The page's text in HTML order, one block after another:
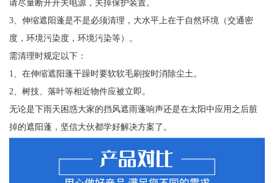
请尽量断开开关电源，关掉保护装置。
3、伸缩遮阳蓬是不是必须清理，大水平上在于自然环境（交通密
度，环境污染度，环境污染等）。
需清理时规定以下：
1、在伸缩遮阳蓬干躁时要软软毛刷按时消除尘土。
2、树技、落叶等相近物件应被立即。
无论是下雨天困惑大家的挡风遮雨蓬响声还是在太阳中应用之后脏
掉的遮阳蓬，坚信大伙都学好解决方案了。